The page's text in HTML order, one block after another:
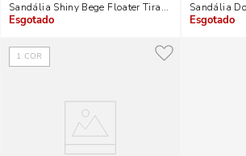
Sandália Shiny Bege Floater Tiras Brilho Salto
Indisponível
Sandália
Indisponível
1 COR